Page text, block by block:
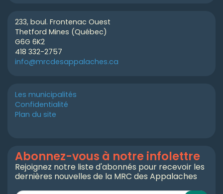
233, boul. Frontenac Ouest
Thetford Mines (Québec)
G6G 6K2
418 332-2757
info@mrcdesappalaches.ca
Les municipalités
Confidentialité
Plan du site
Abonnez-vous à notre infolettre
Rejoignez notre liste d'abonnés pour recevoir les
dernières nouvelles de la MRC des Appalaches